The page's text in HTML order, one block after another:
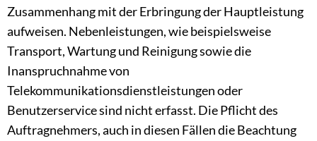
Zusammenhang mit der Erbringung der Hauptleistung
aufweisen. Nebenleistungen, wie beispielsweise
Transport, Wartung und Reinigung sowie die
Inanspruchnahme von
Telekommunikationsdienstleistungen oder
Benutzerservice sind nicht erfasst. Die Pflicht des
Auftragnehmers, auch in diesen Fällen die Beachtung